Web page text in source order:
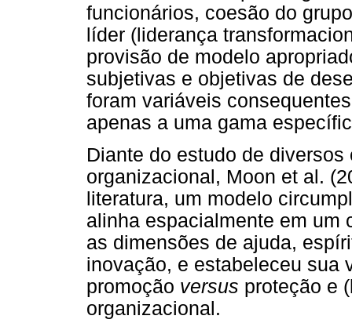
funcionários, coesão do
líder (liderança
provisão de modelo
subjetivas e objetivas de
foram variáveis
apenas a uma gama
Diante do estudo de
organizacional, Moon et al.
literatura, um modelo
alinha espacialmente em um
as dimensões de ajuda,
inovação, e estabeleceu sua
promoção versus proteção e
organizacional.